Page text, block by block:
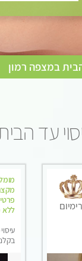
במצפה רמון
עד
ללא